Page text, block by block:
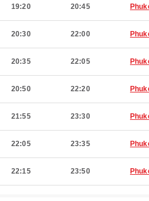
19:20 20:45
20:30 22:00
20:35 22:05
20:50 22:20
21:55 23:30
22:05 23:35
22:15 23:50